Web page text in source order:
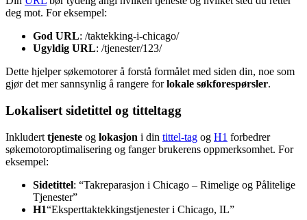
deg mot. For eksempel:
God URL: /taktekking-i-chicago/
Ugyldig URL: /tjenester/123/
Dette hjelper søkemotorer å forstå formålet med siden din, noe som
gjør det mer sannsynlig å rangere forlokale søkforespørsler.
Lokalisert sidetittel og titteltagg
Inkludert tjeneste og lokasjon i din tittel-tag og H1 forbedrer
søkemotoroptimalisering og fanger brukerens oppmerksomhet. For
eksempel:
Sidetittel: “Takreparasjon i Chicago – Rimelige og Pålitelige
Tjenester”
H1“Eksperttaktekkingstjenester i Chicago, IL”